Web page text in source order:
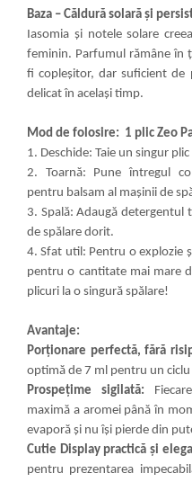
Baza – Căldură solară și
Iasomia și notele solare
feminin. Parfumul rămâne în
fi copleșitor, dar suficient de
delicat în același timp.
Mod de folosire: 1 plic Zeo
1. Deschide: Taie un singur
2. Toarnă: Pune întregul
pentru balsam al mașinii de
3. Spală: Adaugă
de spălare dorit.
4. Sfat util: Pentru o explozie
pentru o cantitate mai mare
plicuri la o singură spălare!
Avantaje:
Porționare perfectă, fără
optimă de 7 ml pentru un
Prospețime sigilată:
maximă a aromei până în
evaporă și nu își pierde din
Cutie Display practică și
pentru prezentarea